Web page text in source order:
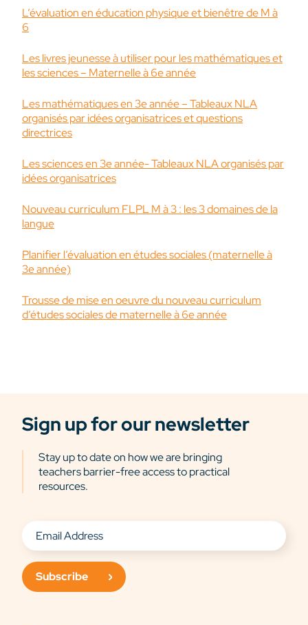
L’évaluation en éducation physique et bienêtre de M à
6
Les livres jeunesse à utiliser pour les mathématiques et
les sciences – Maternelle à 6e année
Les mathématiques en 3e année – Tableaux NLA
organisés par idées organisatrices et questions
directrices
Les sciences en 3e année- Tableaux NLA organisés par
idées organisatrices
Nouveau curriculum FLPL M à 3 : les 3 domaines de la
langue
Planifier l’évaluation en études sociales (maternelle à
3e année)
Trousse de mise en oeuvre du nouveau curriculum
d’études sociales de maternelle à 6e année
Sign up for our newsletter
Stay up to date on how we are bringing
teachers barrier-free access to practical
resources.
Subscribe